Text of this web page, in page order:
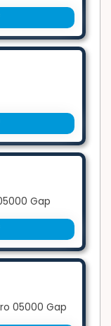
Gap
05000 Gap